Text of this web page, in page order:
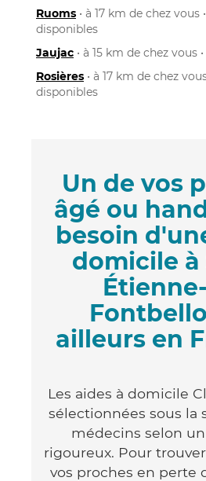
Ruoms • à 17 km de chez
disponibles
Jaujac • à 15 km de chez
Rosières • à 17 km de chez
disponibles
Un de vos
âgé ou
besoin
domicile à
ailleurs en
Les aides à domicile
sélectionnées sous la
médecins selon
rigoureux. Pour
vos proches en perte